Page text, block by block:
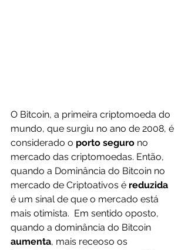
O Bitcoin, a primeira criptomoeda do
mundo, que surgiu no ano de 2008, é
considerado o porto seguro no
mercado das criptomoedas. Então,
quando a Dominância do Bitcoin no
mercado de Criptoativos é reduzida
é um sinal de que o mercado está
mais otimista.  Em sentido oposto,
quando a dominância do Bitcoin
aumenta, mais receoso os